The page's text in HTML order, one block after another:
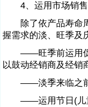
4、运用市场销售
除了依产品寿命周
握需求的淡、旺季及
——旺季前运用促
以鼓动经销商及经销
——淡季来临之
——运用节日(儿童